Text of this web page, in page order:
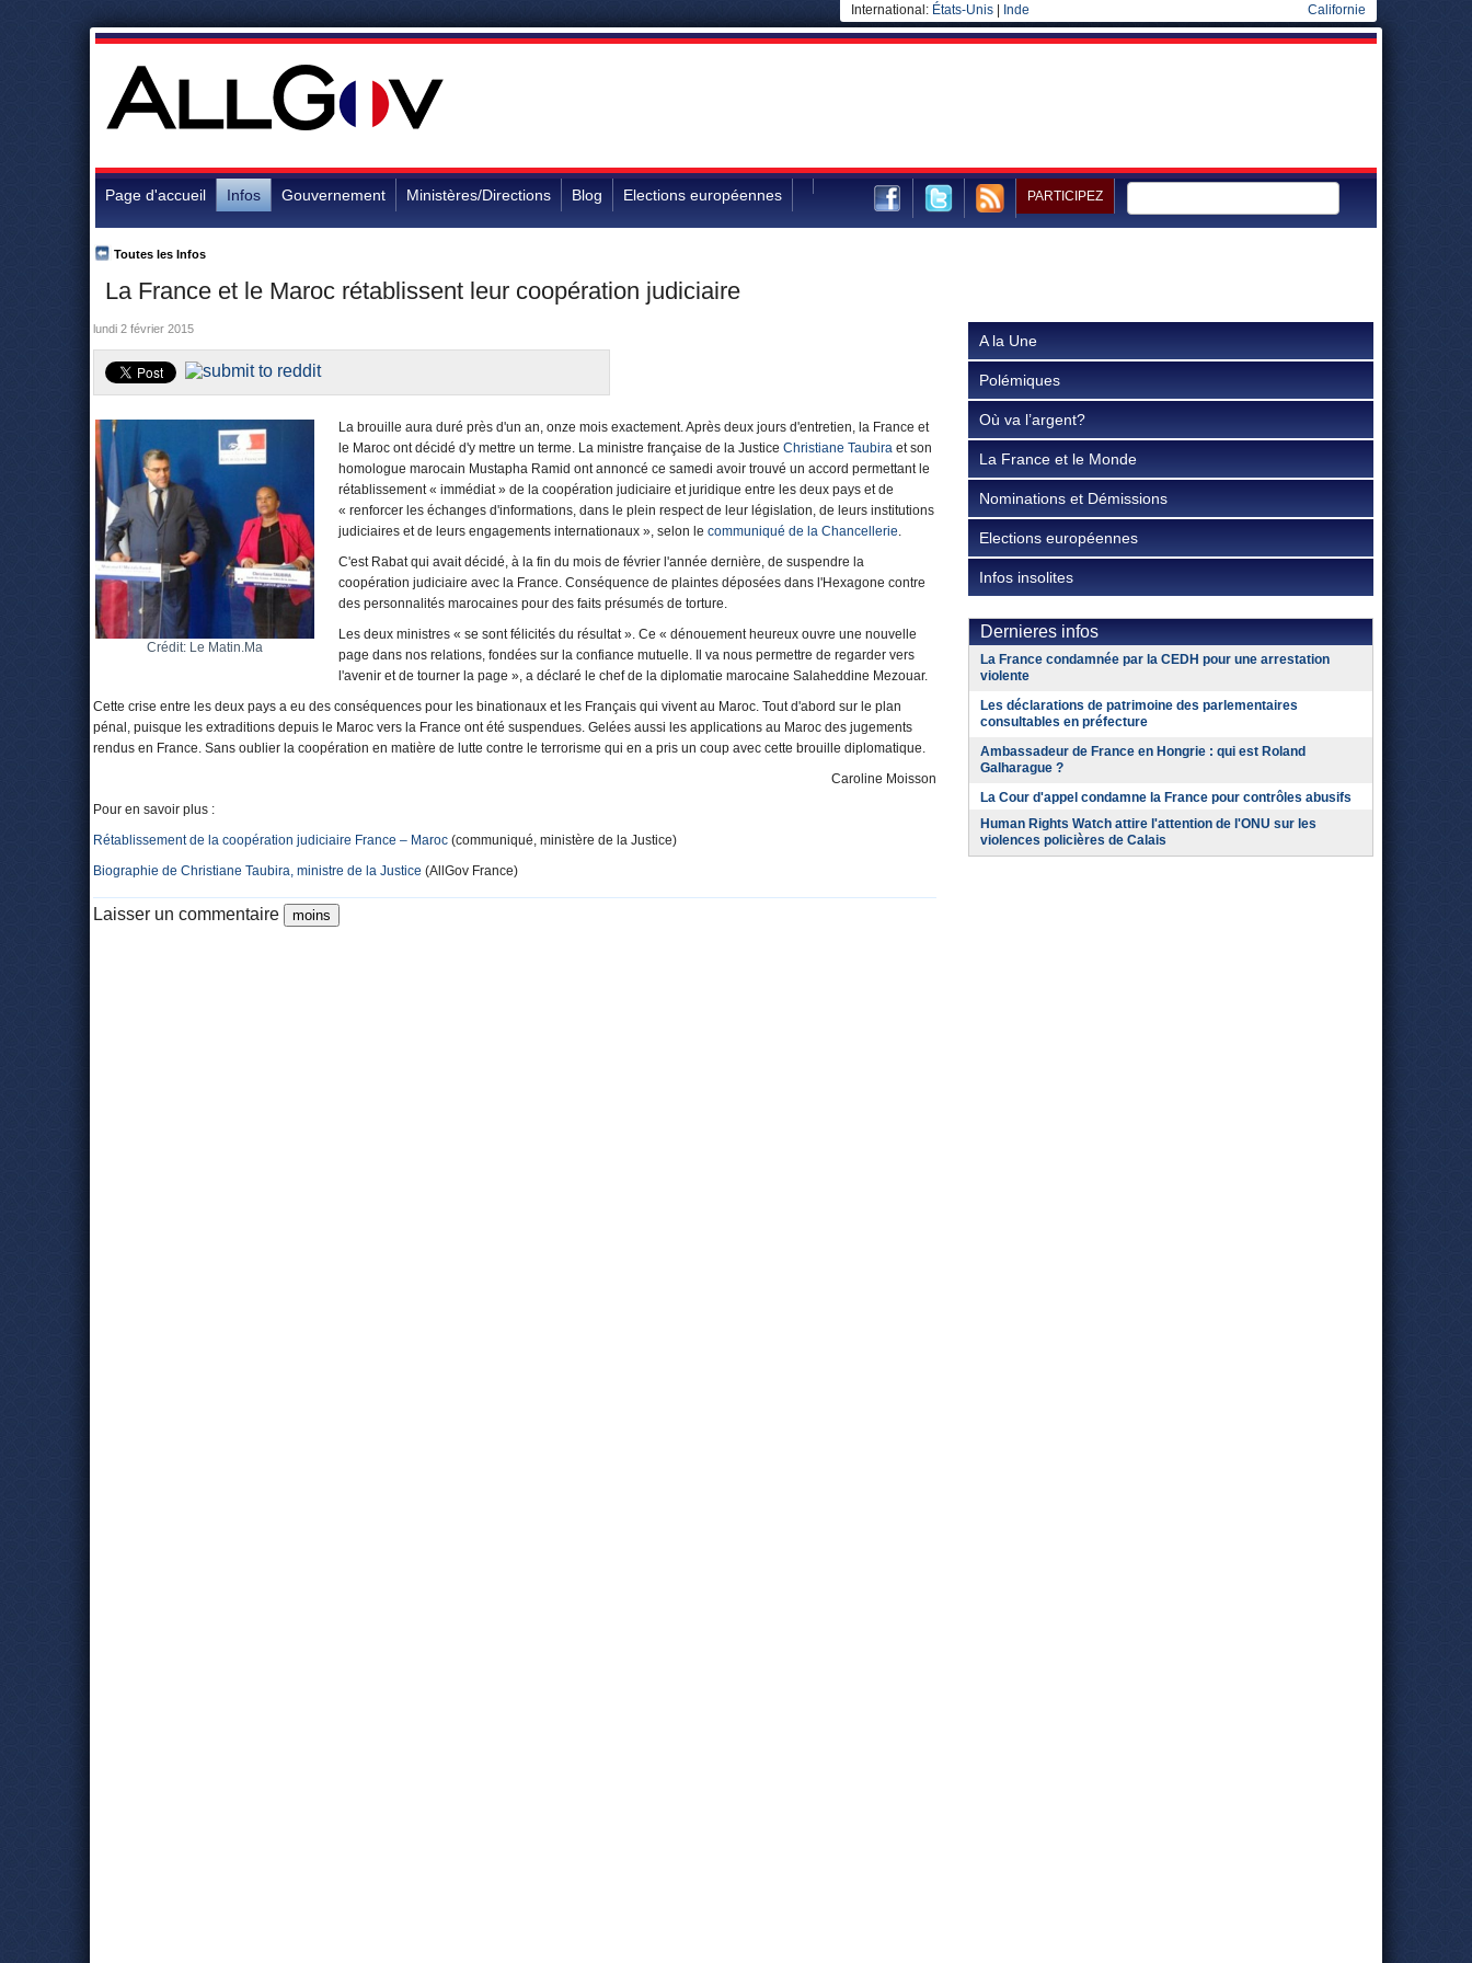
International: États-Unis Inde Californie
Page d'accueil Infos Gouvernement Ministères/Directions Blog Elections européennes PARTICIPEZ
La France et le Maroc rétablissent leur coopération judiciaire
Toutes les Infos
lundi 2 février 2015
Crédit: Le Matin.Ma
La brouille aura duré près d'un an, onze mois exactement. Après deux jours d'entretien, la France et
le Maroc ont décidé d'y mettre un terme. La ministre française de la Justice Christiane Taubira et son
homologue marocain Mustapha Ramid ont annoncé ce samedi avoir trouvé un accord permettant le
rétablissement « immédiat » de la coopération judiciaire et juridique entre les deux pays et de
« renforcer les échanges d'informations, dans le plein respect de leur législation, de leurs institutions
judiciaires et de leurs engagements internationaux », selon le communiqué de la Chancellerie.
C'est Rabat qui avait décidé, à la fin du mois de février l'année dernière, de suspendre la
coopération judiciaire avec la France. Conséquence de plaintes déposées dans l'Hexagone contre
des personnalités marocaines pour des faits présumés de torture.
Les deux ministres « se sont félicités du résultat ». Ce « dénouement heureux ouvre une nouvelle
page dans nos relations, fondées sur la confiance mutuelle. Il va nous permettre de regarder vers
l'avenir et de tourner la page », a déclaré le chef de la diplomatie marocaine Salaheddine Mezouar.
Cette crise entre les deux pays a eu des conséquences pour les binationaux et les Français qui vivent au Maroc. Tout d'abord sur le plan
pénal, puisque les extraditions depuis le Maroc vers la France ont été suspendues. Gelées aussi les applications au Maroc des jugements
rendus en France. Sans oublier la coopération en matière de lutte contre le terrorisme qui en a pris un coup avec cette brouille diplomatique.
Caroline Moisson
Pour en savoir plus :
Rétablissement de la coopération judiciaire France – Maroc (communiqué, ministère de la Justice)
Biographie de Christiane Taubira, ministre de la Justice (AllGov France)
Laisser un commentaire
A la Une
Polémiques
Où va l’argent?
La France et le Monde
Nominations et Démissions
Elections européennes
Infos insolites
Dernieres infos
La France condamnée par la CEDH pour une arrestation
violente
Les déclarations de patrimoine des parlementaires
consultables en préfecture
Ambassadeur de France en Hongrie : qui est Roland
Galharague ?
La Cour d'appel condamne la France pour contrôles abusifs
Human Rights Watch attire l'attention de l'ONU sur les
violences policières de Calais